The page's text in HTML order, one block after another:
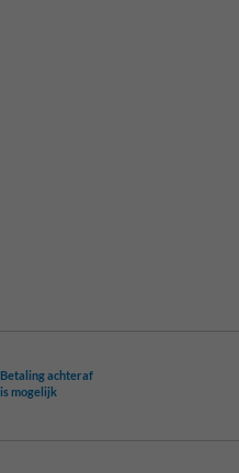
Betaling achteraf
is mogelijk